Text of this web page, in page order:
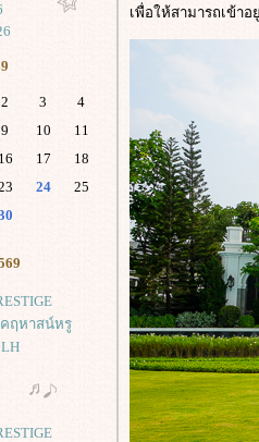
2 3
4
9 10
11
16 17
18
24
25
ฤหาสน์หรู
เพื่อให้สามารถเข้าอ